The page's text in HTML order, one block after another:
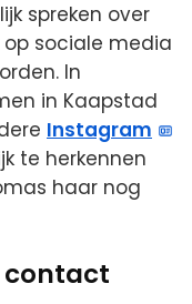
spreken over
sociale media
In
in Kaapstad
Instagram
te herkennen
haar nog
contact